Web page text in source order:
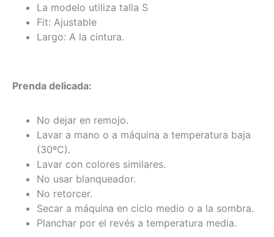
La modelo utiliza talla S
Fit: Ajustable
Largo: A la cintura.
Prenda delicada:
No dejar en remojo.
Lavar a mano o a máquina a temperatura baja
(30ºC).
Lavar con colores similares.
No usar blanqueador.
No retorcer.
Secar a máquina en ciclo medio o a la sombra.
Planchar por el revés a temperatura media.